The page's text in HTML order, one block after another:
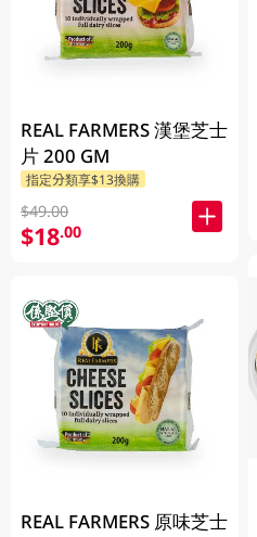
REAL FARMERS 漢堡芝士
片 200 GM
指定分類享$13換購
$49.00
$18.00
REAL FARMERS 原味芝士